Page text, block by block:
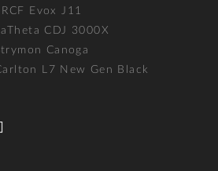
RCF Evox J11
CDJ 3000X
Canoga
L7 New Gen Black